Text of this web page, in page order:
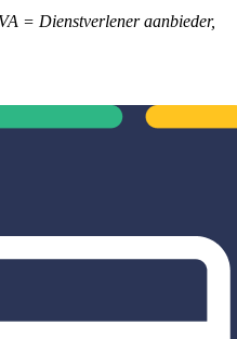
= Dienstverlener aanbieder,